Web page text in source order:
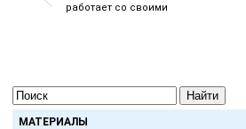
работает со своими
Найти
МАТЕРИАЛЫ